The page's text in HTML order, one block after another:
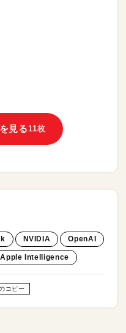
見る11枚
NVIDIA OpenAI
Apple Intelligence
コピー